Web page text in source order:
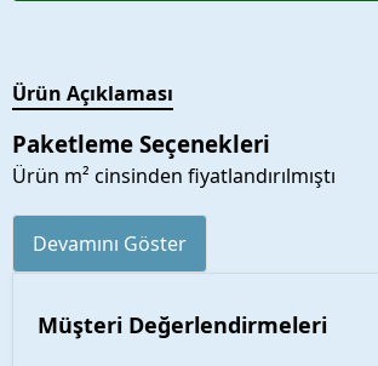
Ürün Açıklaması
Paketleme Seçenekleri
Ürün m² cinsinden fiyatlandırılmıştı
Devamını Göster
Müşteri Değerlendirmeleri